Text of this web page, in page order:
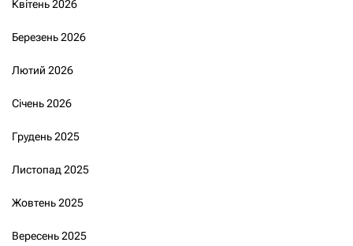
Квітень 2026
Березень 2026
Лютий 2026
Січень 2026
Грудень 2025
Листопад 2025
Жовтень 2025
Вересень 2025